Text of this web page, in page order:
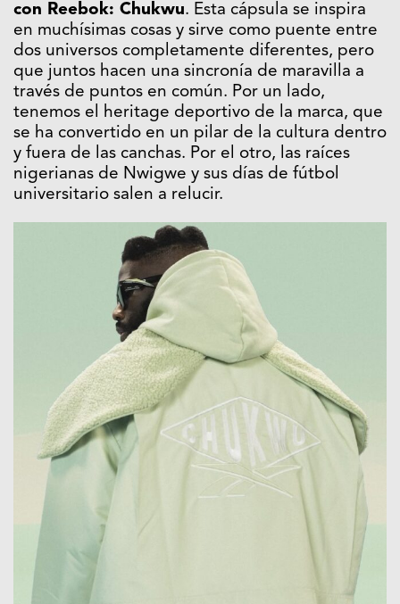
con Reebok: Chukwu. Esta cápsula se inspira
en muchísimas cosas y sirve como puente entre
dos universos completamente diferentes, pero
que juntos hacen una sincronía de maravilla a
través de puntos en común. Por un lado,
tenemos el heritage deportivo de la marca, que
se ha convertido en un pilar de la cultura dentro
y fuera de las canchas. Por el otro, las raíces
nigerianas de Nwigwe y sus días de fútbol
universitario salen a relucir.